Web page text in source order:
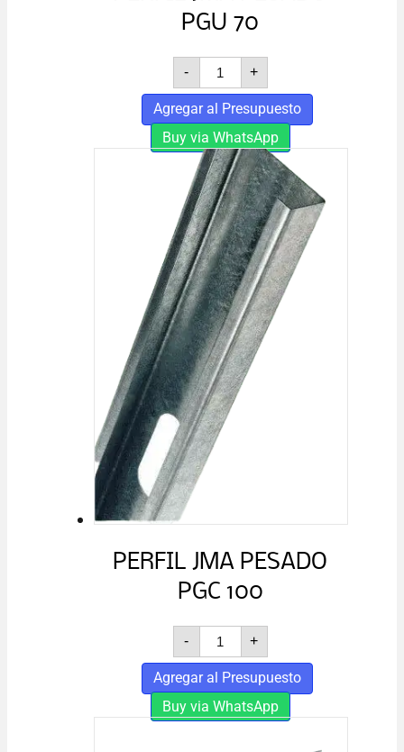
PGU 70
-
PERFIL
JMA
PESADO
PGU
70
cantidad
+
Agregar al Presupuesto
Buy via WhatsApp
PERFIL JMA PESADO
PGC 100
-
PERFIL
JMA
PESADO
PGC
100
cantidad
+
Agregar al Presupuesto
Buy via WhatsApp